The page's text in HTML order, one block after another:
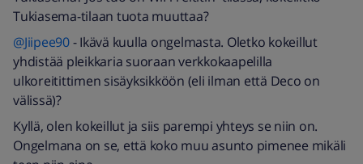
Tukiasema-tilaan tuota muuttaa?
@Jiipee90- Ikävä kuulla ongelmasta. Oletko kokeillut
yhdistää pleikkaria suoraan verkkokaapelilla
ulkoreitittimen sisäyksikköön (eli ilman että Deco on
välissä)?
Kyllä, olen kokeillut ja siis parempi yhteys se niin on.
Ongelmana on se, että koko muu asunto pimenee mikäli